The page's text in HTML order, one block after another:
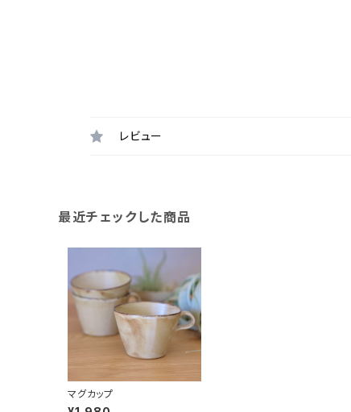
レビュー
最近チェックした商品
マグカップ